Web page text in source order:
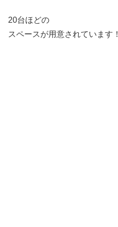
20台ほどの
スペースが用意されています！